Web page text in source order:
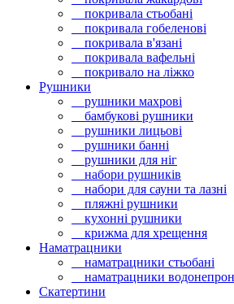
покривала стьобані
покривала гобеленові
покривала в'язані
покривала вафельні
покривало на ліжко
Рушники
рушники махрові
бамбукові рушники
рушники лицьові
рушники банні
рушники для ніг
набори рушників
набори для сауни та лазні
пляжні рушники
кухонні рушники
крижма для хрещення
Наматрацники
наматрацники стьобані
наматрацники
Скатертини